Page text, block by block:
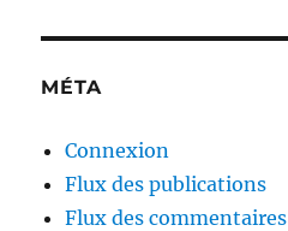
MÉTA
Connexion
Flux des publications
Flux des commentaires